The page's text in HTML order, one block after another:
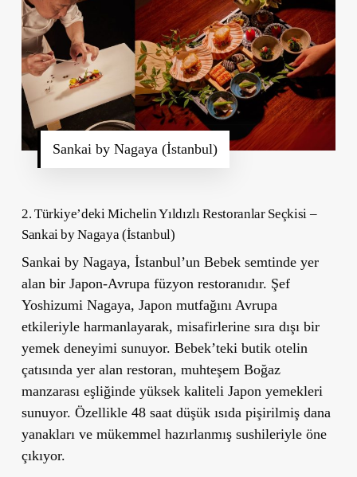
Sankai by Nagaya (İstanbul)
2. Türkiye’deki Michelin Yıldızlı Restoranlar Seçkisi –
Sankai by Nagaya (İstanbul)
Sankai by Nagaya, İstanbul’un Bebek semtinde yer
alan bir Japon-Avrupa füzyon restoranıdır. Şef
Yoshizumi Nagaya, Japon mutfağını Avrupa
etkileriyle harmanlayarak, misafirlerine sıra dışı bir
yemek deneyimi sunuyor. Bebek’teki butik otelin
çatısında yer alan restoran, muhteşem Boğaz
manzarası eşliğinde yüksek kaliteli Japon yemekleri
sunuyor. Özellikle 48 saat düşük ısıda pişirilmiş dana
yanakları ve mükemmel hazırlanmış sushileriyle öne
çıkıyor.